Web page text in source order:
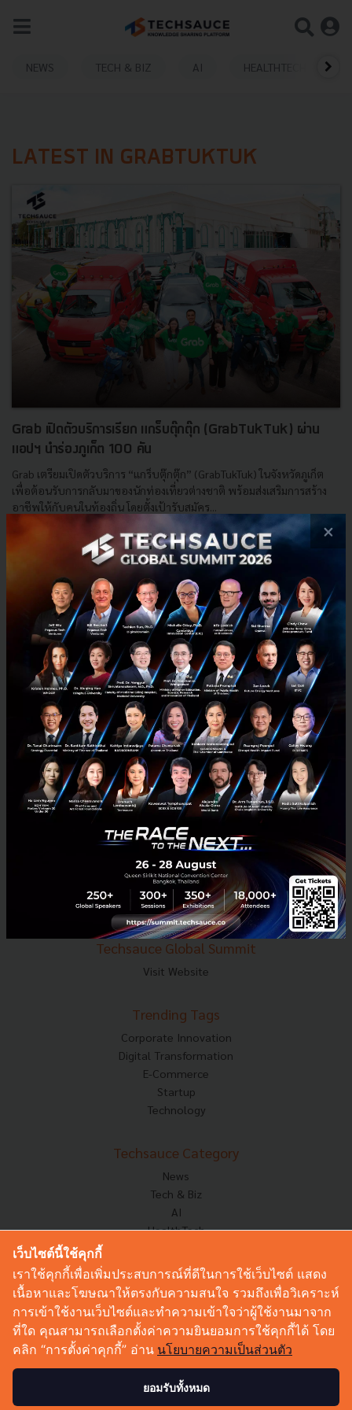
NEWS TECH & BIZ AI HEALTHTECH
LATEST IN GRABTUKTUK
Grab เปิดตัวบริการเรียก แกร็บตุ๊กตุ๊ก (GrabTukTuk) ผ่าน
แอปฯ นำร่องภูเก็ต 100 คัน
Grab เตรียมเปิดตัวบริการ “แกร็บตุ๊กตุ๊ก” (GrabTukTuk) ในจังหวัดภูเก็ต
เพื่อต้อนรับการกลับมาของนักท่องเที่ยวต่างชาติ พร้อมส่งเสริมการสร้าง
อาชีพให้กับคนในท้องถิ่น โดยตั้งเป้ารับสมัคร...
| ByTechsauce Team
grab GrabTukTuk แกร็บตุ๊กตุ๊ก
E-mail :contact@techsauce.co
Tel : 02-001-5375
Mobile : 06-4658-9500
Techsauce Media
About Techsauce
Techsauce Services
Privacy Policy
ส่งบทความ
Techsauce Global Summit
Visit Website
Trending Tags
Corporate Innovation
Digital Transformation
E-Commerce
Startup
Technology
Techsauce Category
News
Tech & Biz
AI
HealthTech
Corp Innov
Saucy Thoughts
Sustainable
Videos
Podcast
×
เว็บไซต์นี้ใช้คุกกี้
เราใช้คุกกี้เพื่อเพิ่มประสบการณ์ที่ดีในการใช้เว็บไซต์ แสดง
เนื้อหาและโฆษณาให้ตรงกับความสนใจ รวมถึงเพื่อวิเคราะห์
การเข้าใช้งานเว็บไซต์และทำความเข้าใจว่าผู้ใช้งานมาจาก
ที่ใด คุณสามารถเลือกตั้งค่าความยินยอมการใช้คุกกี้ได้ โดย
คลิก “การตั้งค่าคุกกี้” อ่าน นโยบายความเป็นส่วนตัว
ยอมรับทั้งหมด